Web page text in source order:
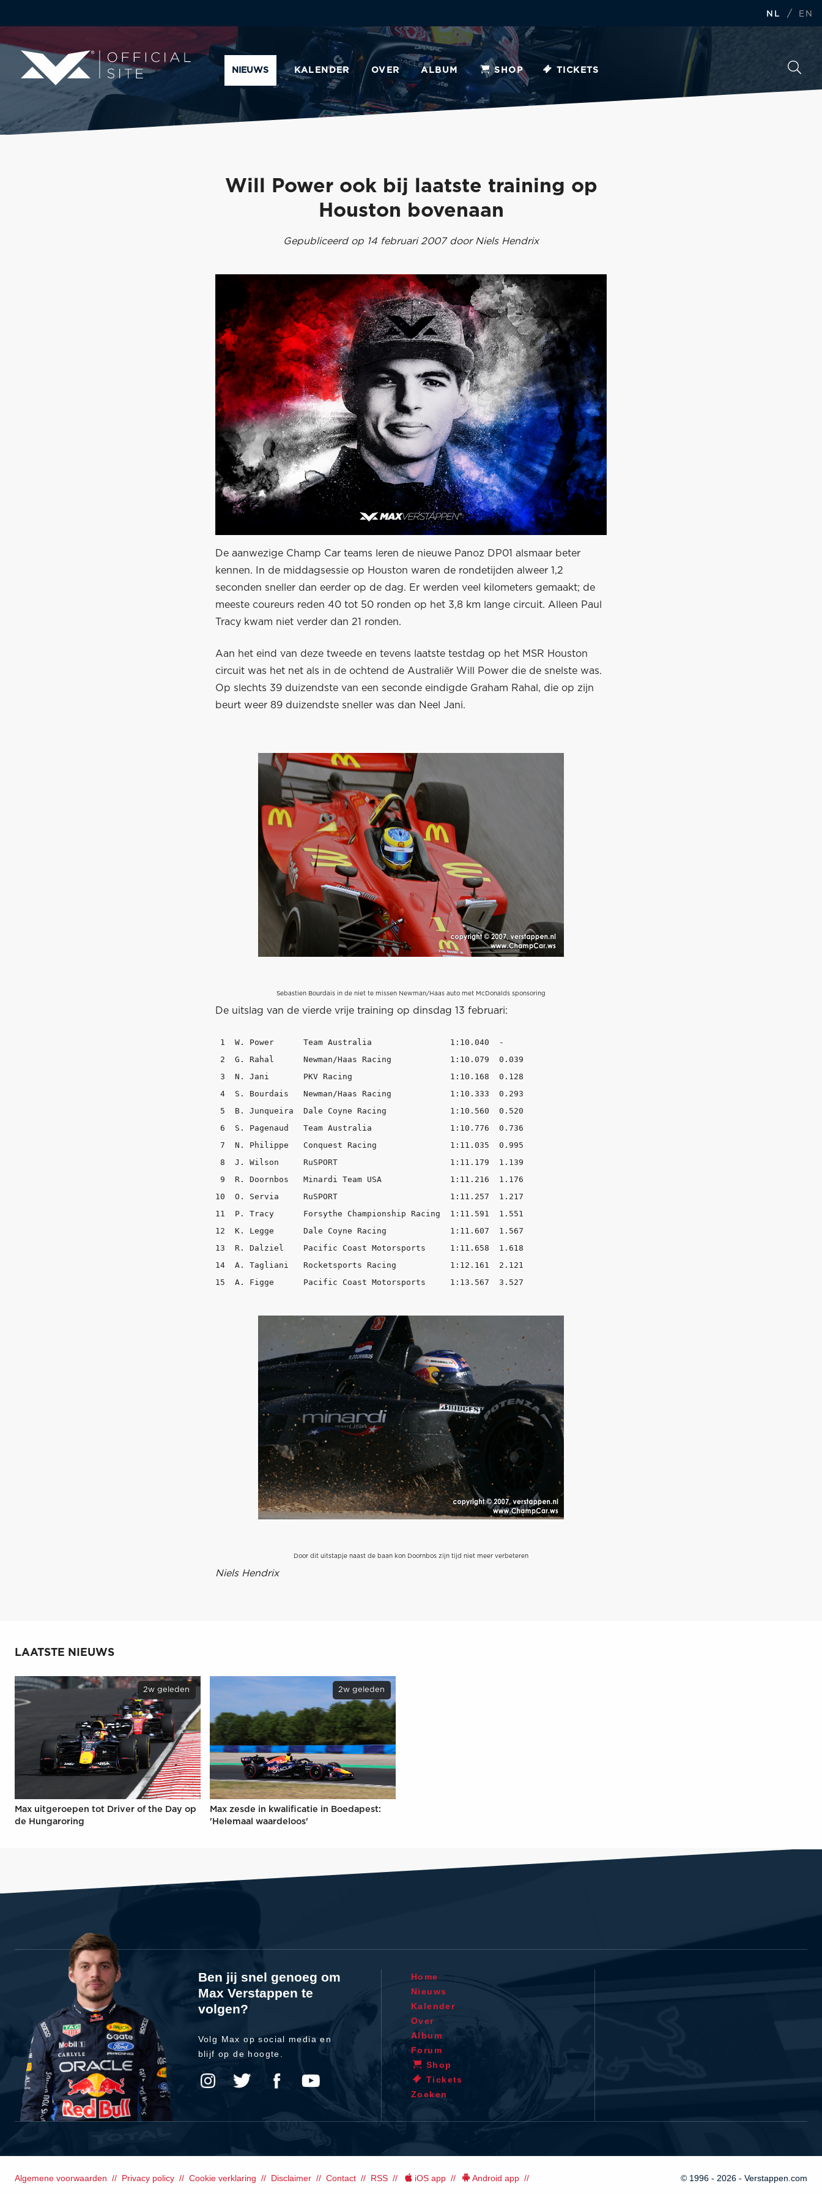
NL / EN
NIEUWS KALENDER OVER ALBUM SHOP TICKETS
Will Power ook bij laatste training op
Houston bovenaan
Gepubliceerd op 14 februari 2007 door Niels Hendrix
De aanwezige Champ Car teams leren de nieuwe Panoz DP01 alsmaar beter
kennen. In de middagsessie op Houston waren de rondetijden alweer 1,2
seconden sneller dan eerder op de dag. Er werden veel kilometers gemaakt; de
meeste coureurs reden 40 tot 50 ronden op het 3,8 km lange circuit. Alleen Paul
Tracy kwam niet verder dan 21 ronden.
Aan het eind van deze tweede en tevens laatste testdag op het MSR Houston
circuit was het net als in de ochtend de Australiër Will Power die de snelste was.
Op slechts 39 duizendste van een seconde eindigde Graham Rahal, die op zijn
beurt weer 89 duizendste sneller was dan Neel Jani.
Sebastien Bourdais in de niet te missen Newman/Haas auto met McDonalds sponsoring
De uitslag van de vierde vrije training op dinsdag 13 februari:
1  W. Power      Team Australia                1:10.040  -
2  G. Rahal      Newman/Haas Racing            1:10.079  0.039
3  N. Jani       PKV Racing                    1:10.168  0.128
4  S. Bourdais   Newman/Haas Racing            1:10.333  0.293
5  B. Junqueira  Dale Coyne Racing             1:10.560  0.520
6  S. Pagenaud   Team Australia                1:10.776  0.736
7  N. Philippe   Conquest Racing               1:11.035  0.995
8  J. Wilson     RuSPORT                       1:11.179  1.139
9  R. Doornbos   Minardi Team USA              1:11.216  1.176
10  O. Servia     RuSPORT                       1:11.257  1.217
11  P. Tracy      Forsythe Championship Racing  1:11.591  1.551
12  K. Legge      Dale Coyne Racing             1:11.607  1.567
13  R. Dalziel    Pacific Coast Motorsports     1:11.658  1.618
14  A. Tagliani   Rocketsports Racing           1:12.161  2.121
Door dit uitstapje naast de baan kon Doornbos zijn tijd niet meer verbeteren
Niels Hendrix
LAATSTE NIEUWS
2w geleden
Max uitgeroepen tot Driver of the Day op
de Hungaroring
2w geleden
Max zesde in kwalificatie in Boedapest:
'Helemaal waardeloos'
Ben jij snel genoeg om
Max Verstappen te
volgen?
Volg Max op social media en
blijf op de hoogte.
Home
Nieuws
Kalender
Over
Album
Forum
Shop
Tickets
Zoeken
Algemene voorwaarden Privacy policy Cookie verklaring Disclaimer Contact RSS iOS app Android app © 1996 - 2026 - Verstappen.com